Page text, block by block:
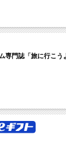
専門誌「旅に行こ